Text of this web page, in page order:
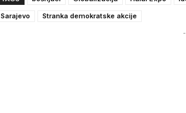
Sarajevo
Stranka demokratske akcije